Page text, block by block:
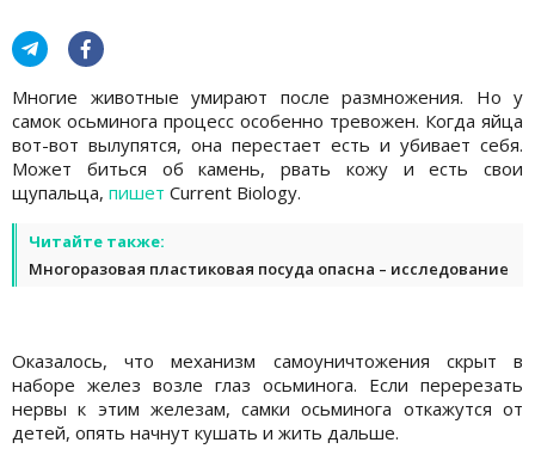
Многие животные умирают после размножения. Но у
самок осьминога процесс особенно тревожен. Когда яйца
вот-вот вылупятся, она перестает есть и убивает себя.
Может биться об камень, рвать кожу и есть свои
щупальца, пишет Current Biology.
Читайте также:
Многоразовая пластиковая посуда опасна – исследование
Оказалось, что механизм самоуничтожения скрыт в
наборе желез возле глаз осьминога. Если перерезать
нервы к этим железам, самки осьминога откажутся от
детей, опять начнут кушать и жить дальше.